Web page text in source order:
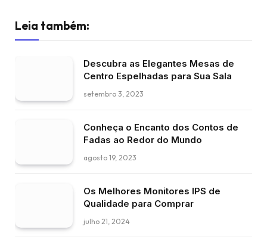
Leia também:
Descubra as Elegantes Mesas de
Centro Espelhadas para Sua Sala
setembro 3, 2023
Conheça o Encanto dos Contos de
Fadas ao Redor do Mundo
agosto 19, 2023
Os Melhores Monitores IPS de
Qualidade para Comprar
julho 21, 2024